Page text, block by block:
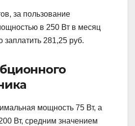
за пользование
в 250 Вт в месяц
заплатить 281,25 руб.
мощность 75 Вт, а
Вт, средним значением